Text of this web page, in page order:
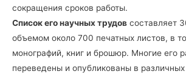
сокращения сроков работы.
Список его научных трудов составляет
объемом около 700 печатных листов, в
монографий, книг и брошюр. Многие его
переведены и опубликованы в